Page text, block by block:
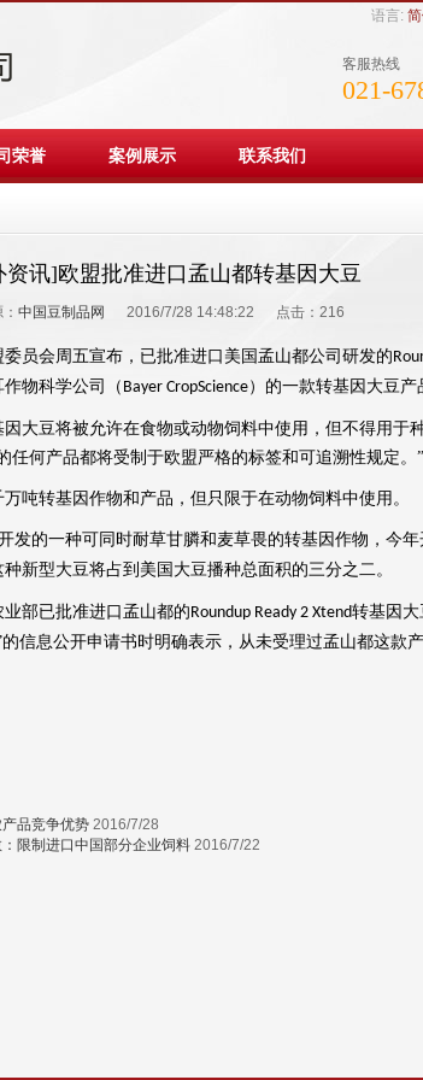
语言:
客服热线
021-
荣誉 案例展示 联系我们
资讯]欧盟批准进口孟山都转基因大豆
中国豆制品网 2016/7/28 14:48:22 点击： 216
委员会周五宣布，已批准进口 美国 孟山都公司研发的
作物科学公司（ Bayer CropScience）的一款转基因大豆产
大豆将被允许在食物或动物饲料中使用，但不得用于
任何产品都将受制于欧盟严格的标签和可追溯性规定。”
转基因作物和产品，但只限于在动物饲料中使用。
发的一种可同时耐草甘膦和麦草畏的转基因作物，今
种新型大豆将占到美国大豆播种总面积的三分之二。
部已批准进口孟山都的Roundup Ready 2 Xtend转基因
信息公开申请书时明确表示，从未受理过孟山都这款
品竞争优势 2016/7/28
限制进口中国部分企业饲料 2016/7/22